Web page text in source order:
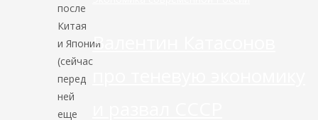
после
Китая
и Японии
(сейчас
перед
ней
еще
Валентин Катасонов